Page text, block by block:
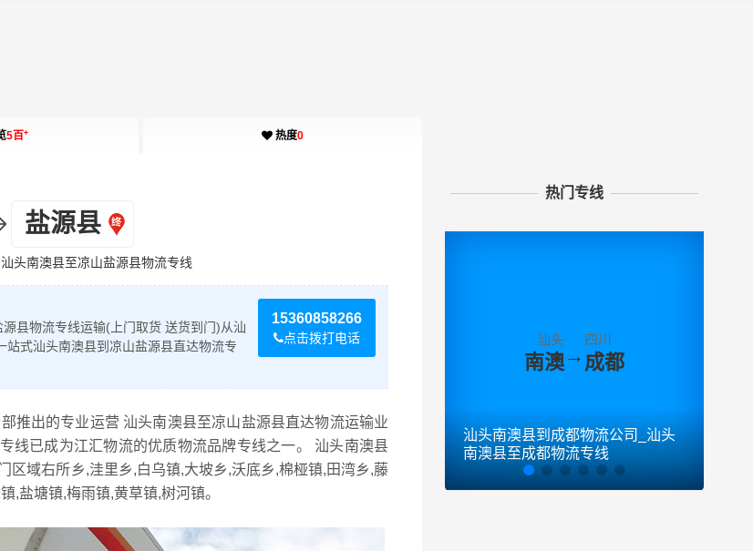
5百+ 热度0
盐源县
头南澳县至凉山盐源县物流专线
15360858266
点击拨打电话
县物流专线运输(上门取货 送货到门)从汕
式汕头南澳县到凉山盐源县直达物流专
推出的专业运营 汕头南澳县至凉山盐源县直达物流运输业
线已成为江汇物流的优质物流品牌专线之一。 汕头南澳县
区域右所乡,洼里乡,白乌镇,大坡乡,沃底乡,棉桠镇,田湾乡,藤
,盐塘镇,梅雨镇,黄草镇,树河镇。
热门专线
汕头
南澳→
四川
成都
汕头南澳县到成都物流公司_汕头
南澳县至成都物流专线